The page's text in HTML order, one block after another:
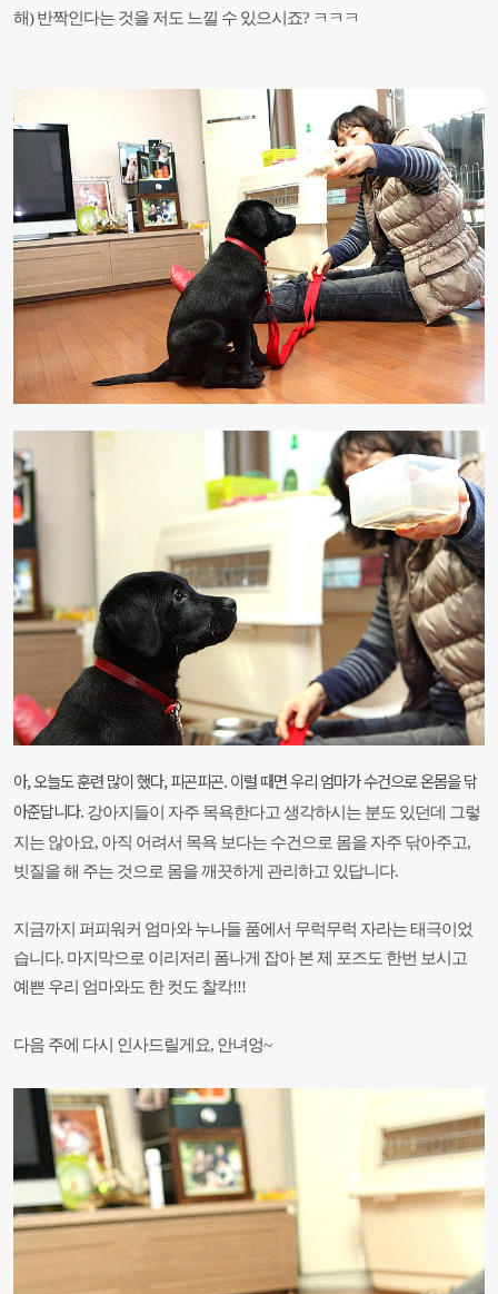
해) 반짝인다는 것을 저도 느낄 수 있으시죠? ㅋㅋㅋ
아, 오늘도 훈련 많이 했다, 피곤피곤. 이럴 때면 우리 엄마가 수건으로 온몸을 닦
아준답니다. 강아지들이 자주 목욕한다고 생각하시는 분도 있던데 그렇
지는 않아요, 아직 어려서 목욕 보다는 수건으로 몸을 자주 닦아주고,
빗질을 해 주는 것으로 몸을 깨끗하게 관리하고 있답니다.
지금까지 퍼피워커 엄마와 누나들 품에서 무럭무럭 자라는 태극이었
습니다. 마지막으로 이리저리 폼나게 잡아 본 제 포즈도 한번 보시고
예쁜 우리 엄마와도 한 컷도 찰칵!!!
다음 주에 다시 인사드릴게요, 안녀엉~